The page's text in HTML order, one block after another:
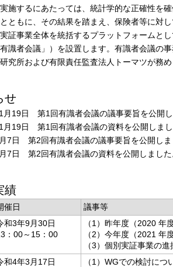
施するにあたっては、統計学的な正確性を
ともに、その結果を踏まえ、保険者等に対
証事業全体を統括するプラットフォームと
有識者会議」）を設置します。有識者会議の
究所および有限責任監査法人トーマツが務め
せ
月19日 第1回有識者会議の議事要旨を公開し
月19日 第1回有識者会議の資料を公開しまし
7日 第2回有識者会議の議事要旨を公開しま
7日 第2回有識者会議の資料を公開しました
績
催日 議事等
和3年9月30日
：00～15：00
（1）昨年度（2020 年
（2）今年度（2021 年
（3）個別実証事業の進
和4年3月17日
（1）WGでの検討につ